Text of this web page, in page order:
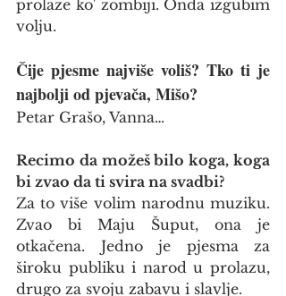
prolaze ko' zombiji. Onda izgubim
volju.
Čije pjesme najviše voliš? Tko ti je
najbolji od pjevača, Mišo?
Petar Grašo, Vanna…
Recimo da možeš bilo koga, koga
bi zvao da ti svira na svadbi?
Za to više volim narodnu muziku.
Zvao bi Maju Šuput, ona je
otkačena. Jedno je pjesma za
široku publiku i narod u prolazu,
drugo za svoju zabavu i slavlje.